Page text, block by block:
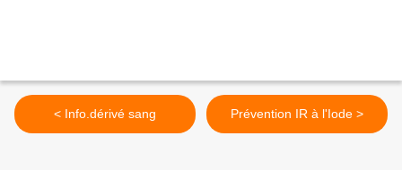
< Info.dérivé sang Prévention IR à l'Iode >